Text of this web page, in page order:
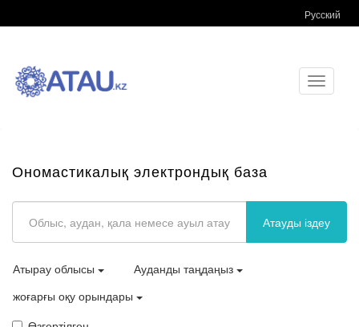
Русский
Toggle
Ономастикалық электрондық база
Атауды іздеу
Атырау облысы
Ауданды таңдаңыз
жоғарғы оқу орындары